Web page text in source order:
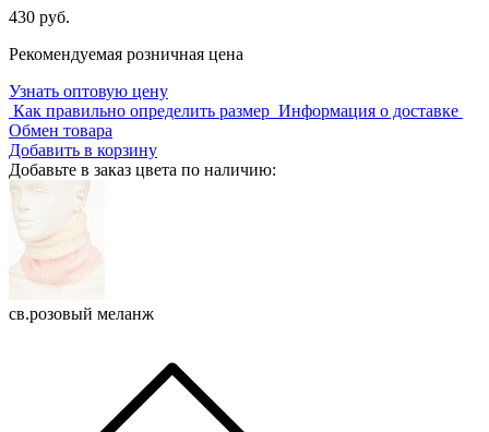
430 руб.
Рекомендуемая розничная цена
Узнать оптовую цену
Как правильно определить размер Информация о доставке
Обмен товара
Добавить в корзину
Добавьте в заказ цвета по наличию:
св.розовый меланж